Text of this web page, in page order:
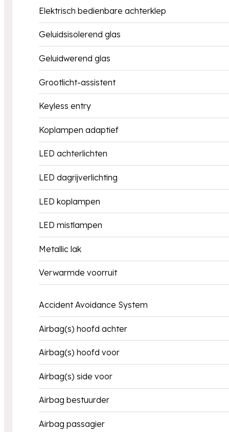
Elektrisch bedienbare achterklep
Geluidsisolerend glas
Geluidwerend glas
Grootlicht-assistent
Keyless entry
Koplampen adaptief
LED achterlichten
LED dagrijverlichting
LED koplampen
LED mistlampen
Metallic lak
Verwarmde voorruit
Accident Avoidance System
Airbag(s) hoofd achter
Airbag(s) hoofd voor
Airbag(s) side voor
Airbag bestuurder
Airbag passagier